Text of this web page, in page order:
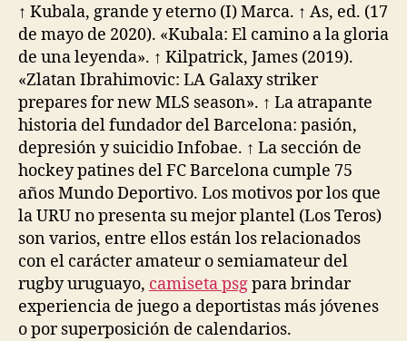
↑ Kubala, grande y eterno (I) Marca. ↑ As, ed. (17
de mayo de 2020). «Kubala: El camino a la gloria
de una leyenda». ↑ Kilpatrick, James (2019).
«Zlatan Ibrahimovic: LA Galaxy striker
prepares for new MLS season». ↑ La atrapante
historia del fundador del Barcelona: pasión,
depresión y suicidio Infobae. ↑ La sección de
hockey patines del FC Barcelona cumple 75
años Mundo Deportivo. Los motivos por los que
la URU no presenta su mejor plantel (Los Teros)
son varios, entre ellos están los relacionados
con el carácter amateur o semiamateur del
rugby uruguayo, camiseta psgpara brindar
experiencia de juego a deportistas más jóvenes
o por superposición de calendarios.